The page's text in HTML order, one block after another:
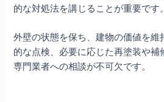
的な対処法を講じることが重要です。
外壁の状態を保ち、建物の価値を維
的な点検、必要に応じた再塗装や補
専門業者への相談が不可欠です。